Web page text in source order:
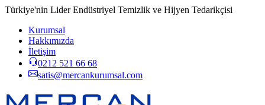
Türkiye'nin Lider Endüstriyel Temizlik ve Hijyen Tedarikçisi
Kurumsal
Hakkımızda
İletişim
0212 521 66 68
satis@mercankurumsal.com